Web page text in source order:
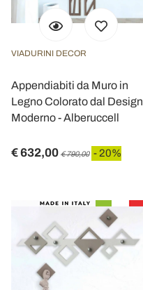
VIADURINI DECOR
Appendiabiti da Muro in
Legno Colorato dal Design
Moderno - Alberuccell
€ 632,00 € 790,00 - 20%